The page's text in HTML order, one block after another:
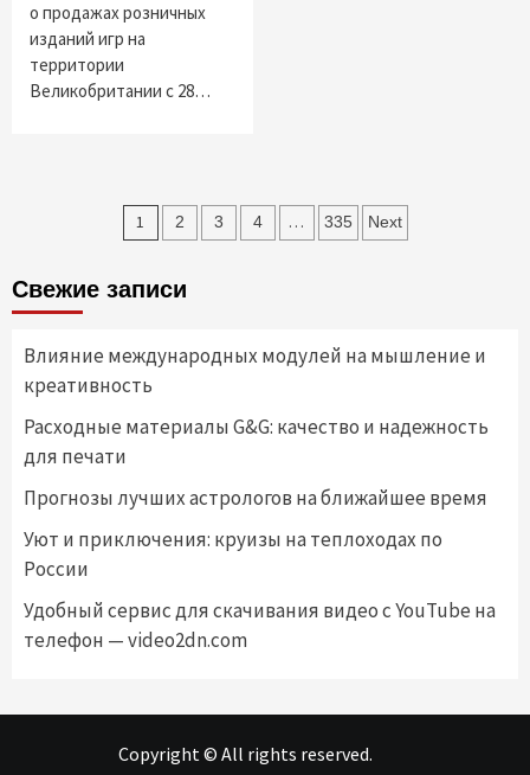
о продажах розничных
изданий игр на
территории
Великобритании с 28…
Пагинация
1 2 3 4 … 335 Next
Свежие записи
Влияние международных модулей на мышление и
креативность
Расходные материалы G&G: качество и надежность
для печати
Прогнозы лучших астрологов на ближайшее время
Уют и приключения: круизы на теплоходах по
России
Удобный сервис для скачивания видео с YouTube на
телефон — video2dn.com
Copyright © All rights reserved.